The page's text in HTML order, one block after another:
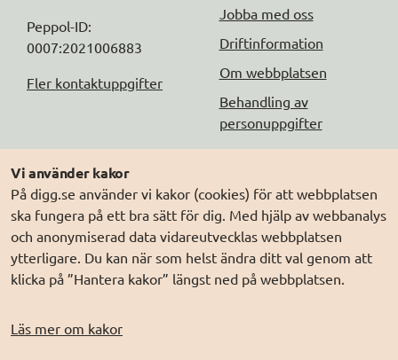
Vi använder kakor
På digg.se använder vi kakor (cookies) för att webbplatsen
ska fungera på ett bra sätt för dig. Med hjälp av webbanalys
och anonymiserad data vidareutvecklas webbplatsen
ytterligare. Du kan när som helst ändra ditt val genom att
klicka på ”Hantera kakor” längst ned på webbplatsen.
Läs mer om kakor
Peppol-ID:
0007:2021006883
Fler kontaktuppgifter
Jobba med oss
Driftinformation
Om webbplatsen
Behandling av
personuppgifter
Följ oss
DIGG på
Prenumerera på nyheter
DIGG på
LinkedIn
DIGG på
PressMachine
DIGG på
Digg play
Elegitimation.se
Min myndighetspost
Sveriges dataportal
Sweden Connect